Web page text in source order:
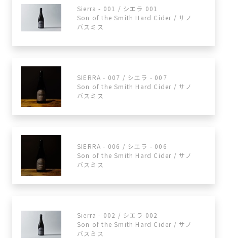
Sierra - 001 / シエラ 001
Son of the Smith Hard Cider / サノ
バスミス
SIERRA - 007 / シエラ - 007
Son of the Smith Hard Cider / サノ
バスミス
SIERRA - 006 / シエラ - 006
Son of the Smith Hard Cider / サノ
バスミス
Sierra - 002 / シエラ 002
Son of the Smith Hard Cider / サノ
バスミス